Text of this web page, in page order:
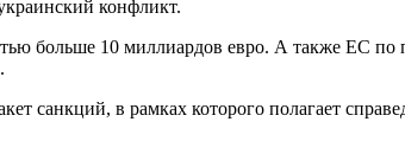
конфликт.
больше 10 миллиардов евро. А также ЕС
санкций, в рамках которого полагает